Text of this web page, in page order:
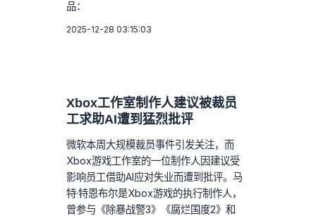
品：
2025-12-28 03:15:03
Xbox工作室制作人建议被裁员
工求助AI遭到猛烈批评
微软本周大规模裁员事件引发关注，而
Xbox游戏工作室的一位制作人因建议受
影响员工借助AI应对失业而遭到批评。马
特·特恩布尔是Xbox游戏的执行制作人，
曾参与《除暴战警3》《腐烂国度2》和